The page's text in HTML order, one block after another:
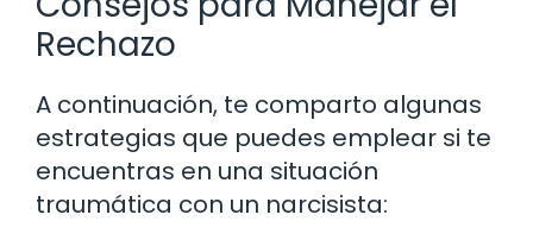
Rechazo
A continuación, te comparto algunas
estrategias que puedes emplear si te
encuentras en una situación
traumática con un narcisista: